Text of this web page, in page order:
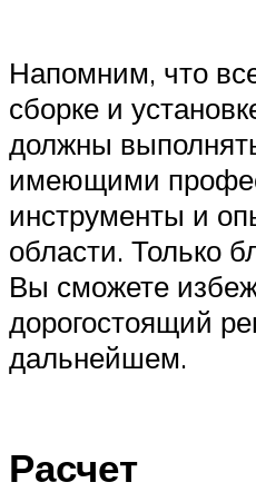
Напомним, что
сборке и
должны
имеющими
инструменты и
области. Только
Вы сможете
дорогостоящий
дальнейшем.
Расчет